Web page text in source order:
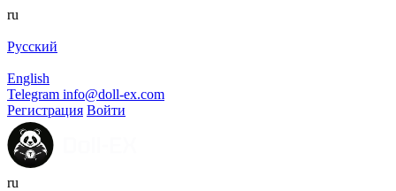
ru
Русский
English
Telegram info@doll-ex.com
Регистрация Войти
ru